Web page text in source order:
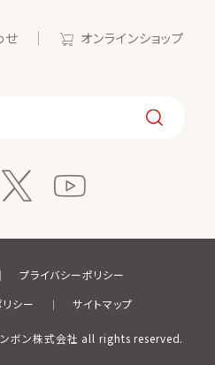
せ オンラインショップ
ボン株式会社 all rights reserved.
プライバシーポリシー
シー
サイトマップ